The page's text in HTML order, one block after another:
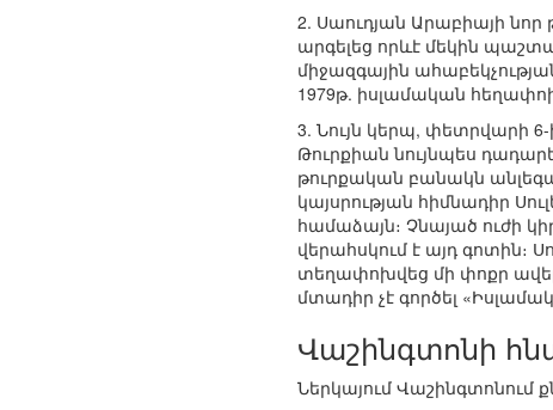
2. Սաուդյան Արաբիայի
արգելեց որևէ մեկին
միջազգային
1979թ. իսլամական
3. Նույն կերպ, փետրվարի
Թուրքիան նույնպես
թուրքական բանակն
կայսրության հիմնադիր
համաձայն։ Չնայած ուժի
վերահսկում է այդ գոտին։
տեղափոխվեց մի փոքր
մտադիր չէ գործել
Վաշինգտոնի
Ներկայում Վաշինգտոնում